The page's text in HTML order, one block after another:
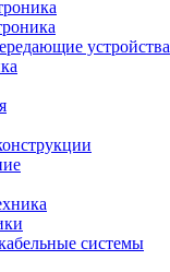
устройства
системы